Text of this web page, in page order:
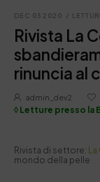
DEC 03 2020 /
Rivista La
rinuncia al
admin_dev2
◊ Letture presso la
Rivista di settore:
mondo della pelle